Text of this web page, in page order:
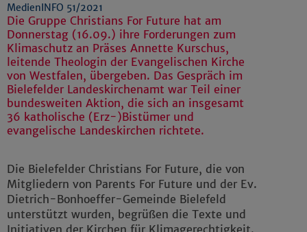
MedienINFO 51/2021
Die Gruppe Christians For Future hat am
Donnerstag (16.09.) ihre Forderungen zum
Klimaschutz an Präses Annette Kurschus,
leitende Theologin der Evangelischen Kirche
von Westfalen, übergeben. Das Gespräch im
Bielefelder Landeskirchenamt war Teil einer
bundesweiten Aktion, die sich an insgesamt
36 katholische (Erz-)Bistümer und
evangelische Landeskirchen richtete.
Die Bielefelder Christians For Future, die von
Mitgliedern von Parents For Future und der Ev.
Dietrich-Bonhoeffer-Gemeinde Bielefeld
unterstützt wurden, begrüßen die Texte und
Initiativen der Kirchen für Klimagerechtigkeit.